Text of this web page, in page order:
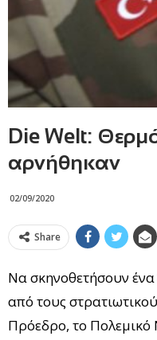
Die Welt:
αρνήθηκαν
02/09/2020
Share
Να σκηνοθετήσουν ένα
από τους
Πρόεδρο, το Πολεμικό